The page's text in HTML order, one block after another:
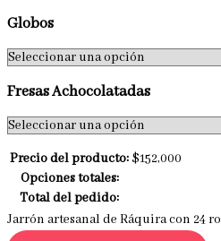
Globos
Fresas Achocolatadas
Precio del producto: $152,000
Opciones totales:
Total del pedido:
Jarrón artesanal de Ráquira con 24